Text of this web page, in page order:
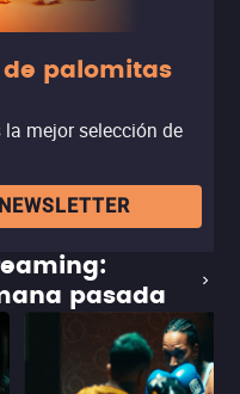
palomitas
mejor selección de
pasada